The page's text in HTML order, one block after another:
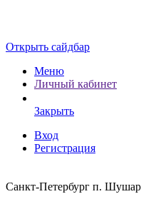
Открыть сайдбар
Меню
Личный кабинет
Закрыть
Вход
Регистрация
Санкт-Петербург п.